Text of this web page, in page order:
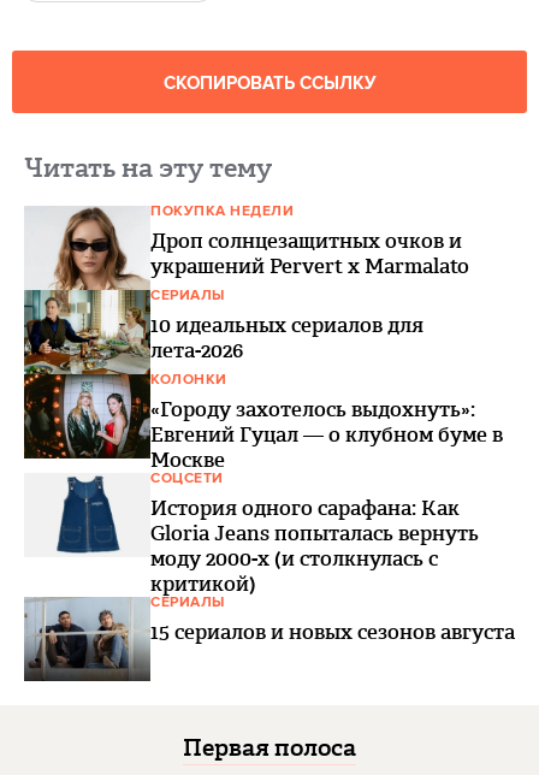
СКОПИРОВАТЬ ССЫЛКУ
Читать на эту тему
ПОКУПКА НЕДЕЛИ
Дроп солнцезащитных очков и
украшений Pervert x Marmalato
СЕРИАЛЫ
10 идеальных сериалов для
лета-2026
КОЛОНКИ
«Городу захотелось выдохнуть»:
Евгений Гуцал — о клубном буме в
Москве
СОЦСЕТИ
История одного сарафана: Как
Gloria Jeans попыталась вернуть
моду 2000-х (и столкнулась с
критикой)
СЕРИАЛЫ
15 сериалов и новых сезонов августа
Первая полоса